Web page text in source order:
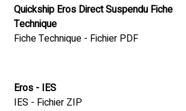
Quickship Eros Direct Suspendu Fiche
Technique
Fiche Technique - Fichier PDF
Eros - IES
IES - Fichier ZIP